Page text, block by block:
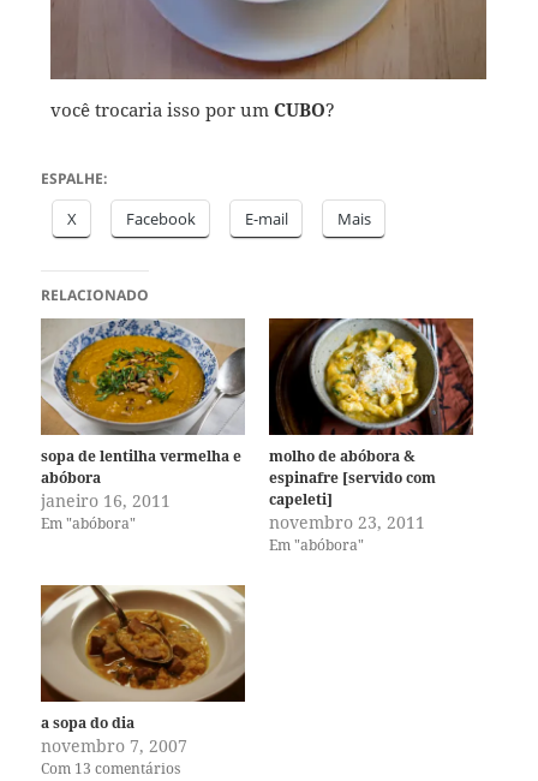
você trocaria isso por umCUBO?
ESPALHE:
X Facebook E-mail Mais
RELACIONADO
sopa de lentilha vermelha e
abóbora
janeiro 16, 2011
Em "abóbora"
molho de abóbora &
espinafre [servido com
capeleti]
novembro 23, 2011
Em "abóbora"
a sopa do dia
novembro 7, 2007
Com 13 comentários